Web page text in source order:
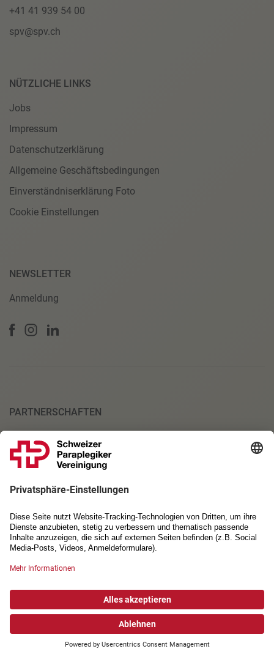
+41 41 939 54 00
spv@spv.ch
NÜTZLICHE LINKS
Jobs
Impressum
Datenschutzerklärung
Allgemeine Geschäftsbedingungen
Einverständniserklärung Foto
Cookie Einstellungen
NEWSLETTER
Anmeldung
PARTNERSCHAFTEN